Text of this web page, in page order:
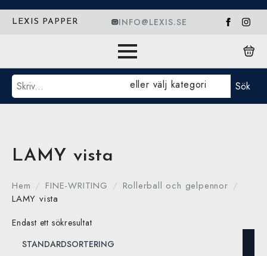
LEXIS PAPPER INFO@LEXIS.SE
Sök eller välj kategori Sök
LAMY vista
Hem FINE-WRITING
Rollerball och gelpennor
LAMY vista
Endast ett sökresultat